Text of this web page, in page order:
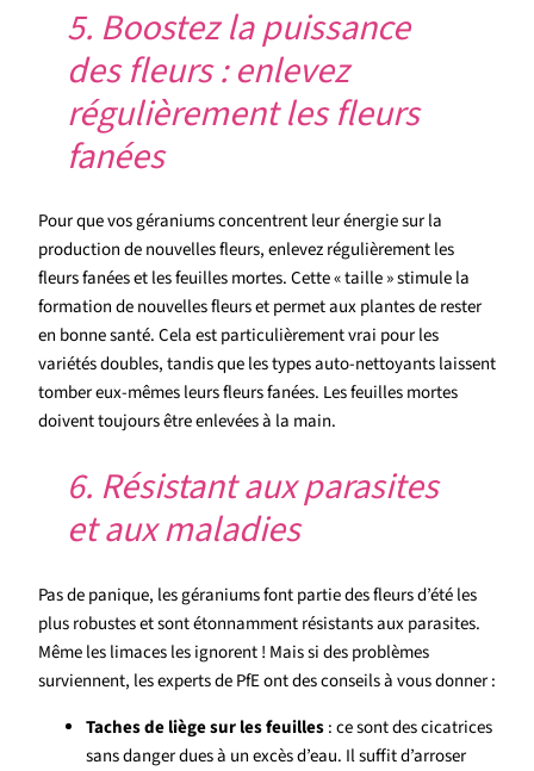
5. Boostez la puissance
des fleurs : enlevez
régulièrement les fleurs
fanées
Pour que vos géraniums concentrent leur énergie sur la
production de nouvelles fleurs, enlevez régulièrement les
fleurs fanées et les feuilles mortes. Cette « taille » stimule la
formation de nouvelles fleurs et permet aux plantes de rester
en bonne santé. Cela est particulièrement vrai pour les
variétés doubles, tandis que les types auto-nettoyants laissent
tomber eux-mêmes leurs fleurs fanées. Les feuilles mortes
doivent toujours être enlevées à la main.
6. Résistant aux parasites
et aux maladies
Pas de panique, les géraniums font partie des fleurs d’été les
plus robustes et sont étonnamment résistants aux parasites.
Même les limaces les ignorent ! Mais si des problèmes
surviennent, les experts de PfE ont des conseils à vous donner :
Taches de liège sur les feuilles: ce sont des cicatrices
sans danger dues à un excès d’eau. Il suffit d’arroser